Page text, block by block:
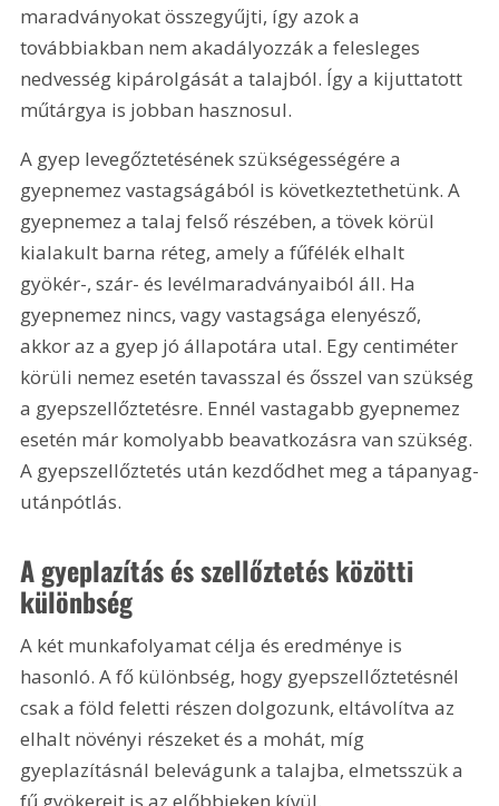
maradványokat összegyűjti, így azok a
továbbiakban nem akadályozzák a felesleges
nedvesség kipárolgását a talajból. Így a kijuttatott
műtárgya is jobban hasznosul.
A gyep levegőztetésének szükségességére a
gyepnemez vastagságából is következtethetünk. A
gyepnemez a talaj felső részében, a tövek körül
kialakult barna réteg, amely a fűfélék elhalt
gyökér-, szár- és levélmaradványaiból áll. Ha
gyepnemez nincs, vagy vastagsága elenyésző,
akkor az a gyep jó állapotára utal. Egy centiméter
körüli nemez esetén tavasszal és ősszel van szükség
a gyepszellőztetésre. Ennél vastagabb gyepnemez
esetén már komolyabb beavatkozásra van szükség.
A gyepszellőztetés után kezdődhet meg a tápanyag-
utánpótlás.
A gyeplazítás és szellőztetés közötti
különbség
A két munkafolyamat célja és eredménye is
hasonló. A fő különbség, hogy gyepszellőztetésnél
csak a föld feletti részen dolgozunk, eltávolítva az
elhalt növényi részeket és a mohát, míg
gyeplazításnál belevágunk a talajba, elmetsszük a